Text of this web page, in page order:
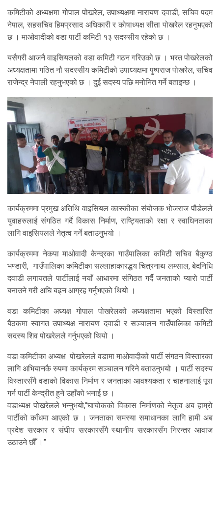
कमिटीको अध्यक्षमा गोपाल पोखरेल, उपाध्यक्षमा नारायण दवाडी, सचिव पदम
नेपाल, सहसचिव हिमप्रसाद अधिकारी र कोषाध्यक्ष सीता पोखरेल रहनुभएको
छ । माओवादीको वडा पार्टी कमिटी १३ सदस्सीय रहेको छ ।
यसैगरी आजनै वाइसियलको वडा कमिटी गठन गरिउको छ । भरत पोखरेलको
अध्यक्षतामा गठित नौ सदस्सीय कमिटीको उपाध्यक्षमा पुष्पराज पोखरेल, सचिव
राजेन्द्र नेपाली रहनुभएको छ । दुई सदस्य पछि मनोनित गर्ने बताइन्छ ।
कार्यक्रममा प्रमुख अतिथि वाइसियल कास्कीका संयोजक भोजराज पौडेलले
युवाहरुलाई संगठित गर्दै विकास निर्माण, राष्ट्यिताको रक्षा र स्वाधिनताका
लागि वाइसियलले नेतृत्व गर्ने बताउनुभयो ।
कार्यक्रममा नेकपा माओवादी केन्द्रका गाउँपालिका कमिटी सचिव बैकुण्ठ
भण्डारी, गाउँपालिका कमिटीका सल्लाहाकारद्धय चित्रनाथ लम्साल, बेदनिधि
दवाडी लगायतले पार्टीलाई नयाँ आधारमा संगिठत गर्दै जनताको प्यारो पार्टी
बनाउने गरी अघि बढ्न आग्रह गर्नुभएको थियो ।
वडा कमिटीका अध्यक्ष गोपाल पोखरेलको अध्यक्षतामा भएको विस्तारित
बैठकमा स्वागत उपाध्यक्ष नारायण दवाडी र सञ्चालन गाउँपालिका कमिटी
सदस्य शिव पोखरेलले गर्नुभएको थियो ।
वडा कमिटीका अध्यक्ष पोखरेलले वडामा माओवादीको पार्टी संगठन विस्तारका
लागि अभियानकै रुपमा कार्यक्रम सञ्चालन गरिने बताउनुभयो । पार्टी सदस्य
विस्तारसँगै वडाको विकास निर्माण र जनताका आवश्यकता र चाहनालाई पूरा
गर्न पार्टी केन्द्रीत हुने उहाँको भनाई छ ।
वडाध्यक्ष पोखरेलले भन्नुभयो,“घाचोकको विकास निर्माणको नेतृत्व अब हाम्रो
पार्टीको काँधमा आएको छ । जनताका समस्या समाधानका लागि हामी अब
प्रदेश सरकार र संघीय सरकारसँगै स्थानीय सरकारसँग निरन्तर आवाज
उठाउने छौँ ।”